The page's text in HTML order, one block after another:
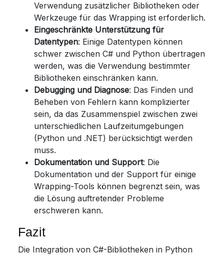
Verwendung zusätzlicher Bibliotheken oder
Werkzeuge für das Wrapping ist erforderlich.
Eingeschränkte Unterstützung für
Datentypen: Einige Datentypen können
schwer zwischen C# und Python übertragen
werden, was die Verwendung bestimmter
Bibliotheken einschränken kann.
Debugging und Diagnose: Das Finden und
Beheben von Fehlern kann komplizierter
sein, da das Zusammenspiel zwischen zwei
unterschiedlichen Laufzeitumgebungen
(Python und .NET) berücksichtigt werden
muss.
Dokumentation und Support: Die
Dokumentation und der Support für einige
Wrapping-Tools können begrenzt sein, was
die Lösung auftretender Probleme
erschweren kann.
Fazit
Die Integration von C#-Bibliotheken in Python